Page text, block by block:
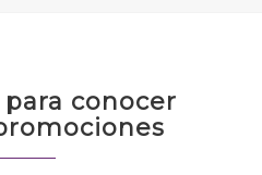
conocer